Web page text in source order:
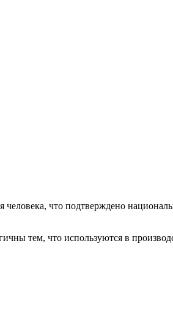
что подтверждено
тем, что используются в